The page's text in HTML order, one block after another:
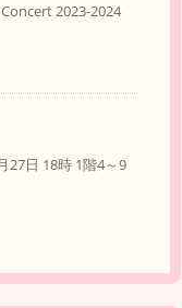
2023-2024
27日 18時 1階4～9